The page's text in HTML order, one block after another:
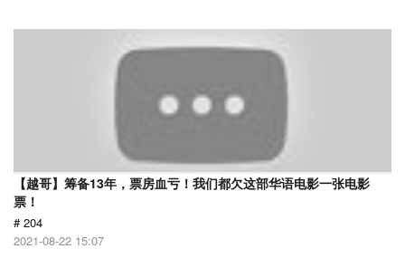
【越哥】筹备13年，票房血亏！我们都欠这部华语电影一张电影
票！
# 204
2021-08-22 15:07